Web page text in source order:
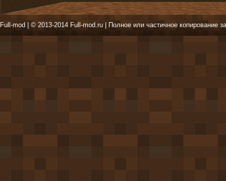
Full-mod | © 2013-2014 Full-mod.ru | Полное или частичное копирование